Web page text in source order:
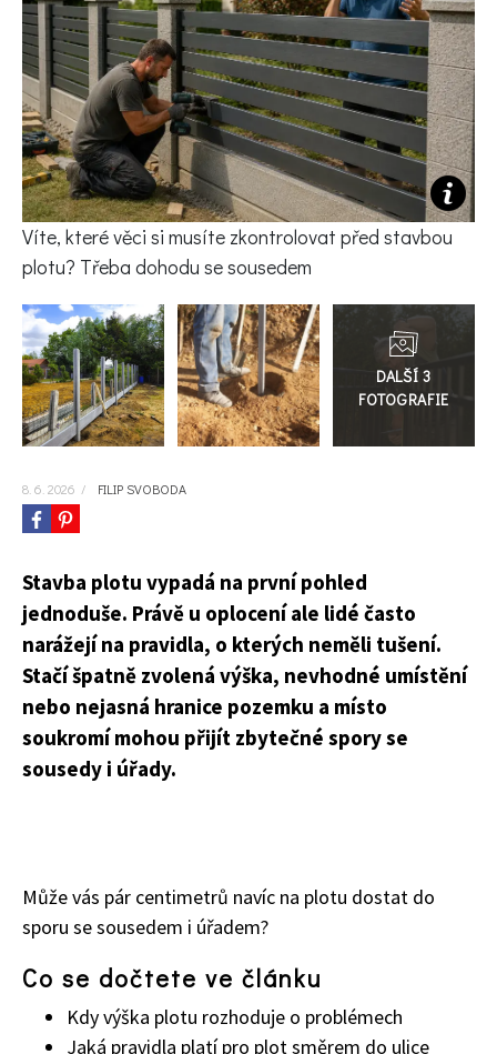
KVÍZY A TESTY
Víte, které věci si musíte zkontrolovat před stavbou
plotu? Třeba dohodu se sousedem
Přejít
do
galerie
8. 6. 2026 / FILIP SVOBODA
Stavba plotu vypadá na první pohled
jednoduše. Právě u oplocení ale lidé často
narážejí na pravidla, o kterých neměli tušení.
Stačí špatně zvolená výška, nevhodné umístění
nebo nejasná hranice pozemku a místo
soukromí mohou přijít zbytečné spory se
sousedy i úřady.
Může vás pár centimetrů navíc na plotu dostat do
sporu se sousedem i úřadem?
Co se dočtete ve článku
Kdy výška plotu rozhoduje o problémech
Jaká pravidla platí pro plot směrem do ulice